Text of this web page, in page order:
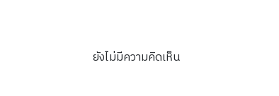
ยังไม่มีความคิดเห็น